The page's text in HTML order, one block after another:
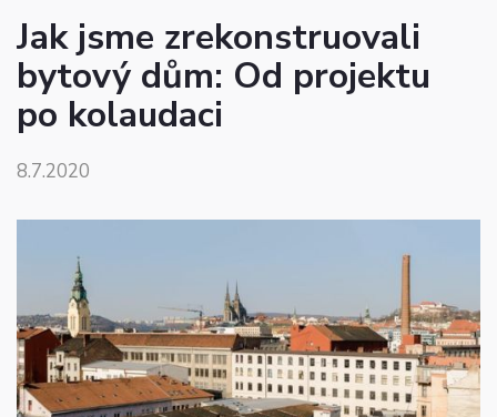
Jak jsme zrekonstruovali
bytový dům: Od projektu
po kolaudaci
8.7.2020